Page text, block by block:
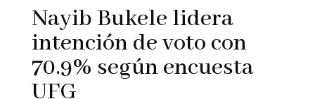
Nayib Bukele lidera
intención de voto con
70.9% según encuesta
UFG